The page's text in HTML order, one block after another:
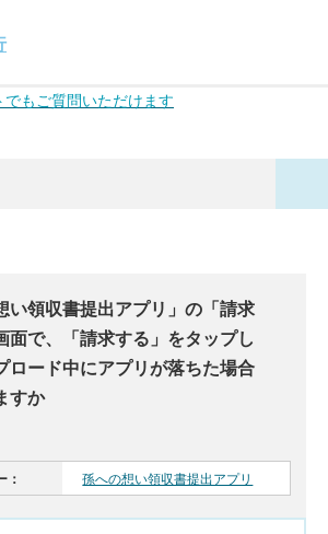
もご質問いただけます
い領収書提出アプリ」の「請求
面で、「請求する」をタップし
ロード中にアプリが落ちた場合
すか
： 孫への想い領収書提出アプリ